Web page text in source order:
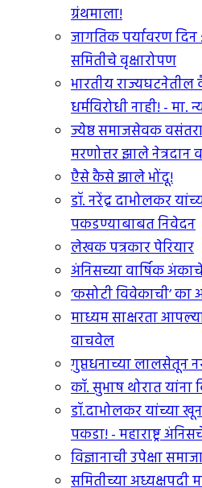
ग्रंथमाला!
जागतिक पर्यावरण दिन
समितीचे वृक्षारोपण
भारतीय राज्यघटनेतील
धर्मविरोधी नाही! -
ज्येष्ठ समाजसेवक
मरणोत्तर झाले नेत्रदान
एैसे कैसे झाले भोंदू!
डॉ. नरेंद्र दाभोलकर
पकडण्याबाबत निवेदन
लेखक पत्रकार पेरियार
अंनिसच्या वार्षिक
‘कसोटी विवेकाची’
माध्यम साक्षरता
वाचवेल
गुप्तधनाच्या लालसेतून
कॉ. सुभाष थोरात यांना
डॉ.दाभोलकर यांच्या
पकडा! - महाराष्ट्र
विज्ञानाची उपेक्षा
समितीच्या अध्यक्षपदी